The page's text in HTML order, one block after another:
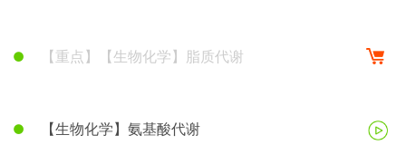
【重点】【生物化学】脂质代谢
【生物化学】氨基酸代谢